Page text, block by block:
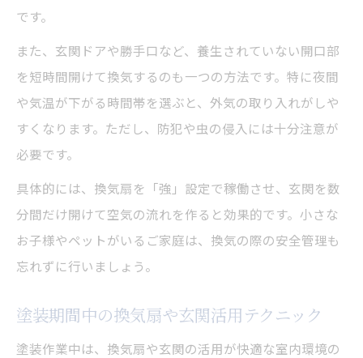
です。
また、玄関ドアや勝手口など、養生されていない開口部
を短時間開けて換気するのも一つの方法です。特に夜間
や気温が下がる時間帯を選ぶと、外気の取り入れがしや
すくなります。ただし、防犯や虫の侵入には十分注意が
必要です。
具体的には、換気扇を「強」設定で稼働させ、玄関を数
分間だけ開けて空気の流れを作ると効果的です。小さな
お子様やペットがいるご家庭は、換気の際の安全管理も
忘れずに行いましょう。
塗装期間中の換気扇や玄関活用テクニック
塗装作業中は、換気扇や玄関の活用が快適な室内環境の